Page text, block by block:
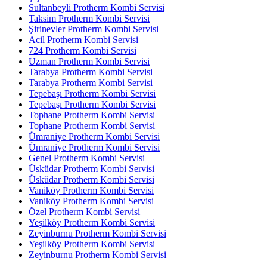
Sultanbeyli Protherm Kombi Servisi
Taksim Protherm Kombi Servisi
Şirinevler Protherm Kombi Servisi
Acil Protherm Kombi Servisi
724 Protherm Kombi Servisi
Uzman Protherm Kombi Servisi
Tarabya Protherm Kombi Servisi
Tarabya Protherm Kombi Servisi
Tepebaşı Protherm Kombi Servisi
Tepebaşı Protherm Kombi Servisi
Tophane Protherm Kombi Servisi
Tophane Protherm Kombi Servisi
Ümraniye Protherm Kombi Servisi
Ümraniye Protherm Kombi Servisi
Genel Protherm Kombi Servisi
Üsküdar Protherm Kombi Servisi
Üsküdar Protherm Kombi Servisi
Vaniköy Protherm Kombi Servisi
Vaniköy Protherm Kombi Servisi
Özel Protherm Kombi Servisi
Yeşilköy Protherm Kombi Servisi
Zeyinburnu Protherm Kombi Servisi
Yeşilköy Protherm Kombi Servisi
Zeyinburnu Protherm Kombi Servisi